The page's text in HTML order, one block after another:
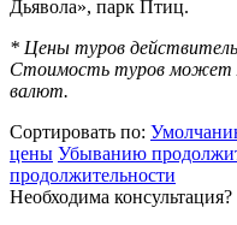
Дьявола», парк Птиц.
* Цены туров
Стоимость туров может
валют.
Сортировать по:
цены Убыванию
продолжительности
Необходима консультация?